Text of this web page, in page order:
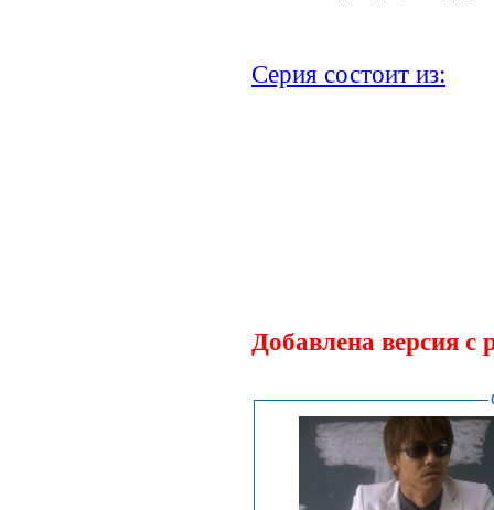
Серия состоит из:
Добавлена версия с